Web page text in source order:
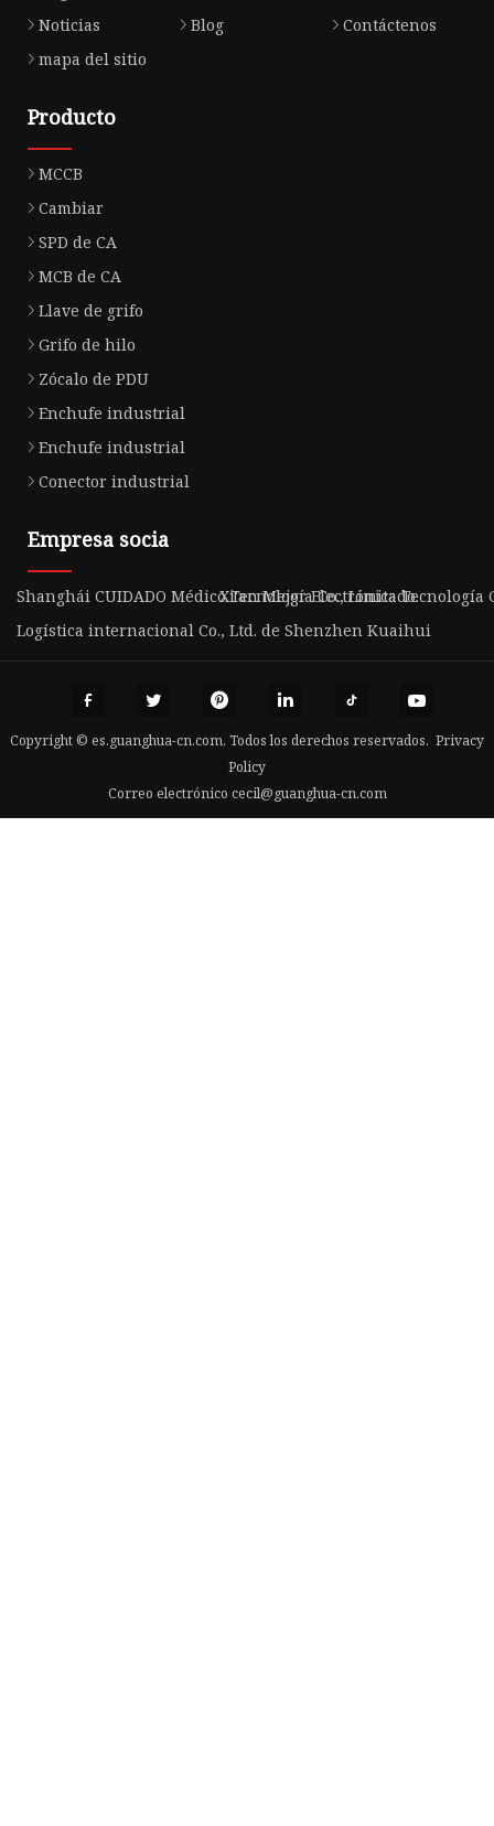
Noticias
Blog
Contáctenos
mapa del sitio
Producto
MCCB
Cambiar
SPD de CA
MCB de CA
Llave de grifo
Grifo de hilo
Zócalo de PDU
Enchufe industrial
Enchufe industrial
Conector industrial
Empresa socia
Shanghái CUIDADO Médico Tecnología Co., Limitado.
Xi'an Mejor Electrónica Tecnología
Logística internacional Co., Ltd. de Shenzhen Kuaihui
Copyright © es.guanghua-cn.com, Todos los derechos reservados. Privacy
Policy
Correo electrónico cecil@guanghua-cn.com